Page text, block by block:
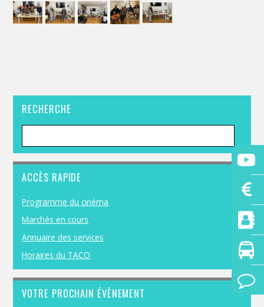
RECHERCHE
ACCÈS RAPIDE
Programme du cinéma
Marchés en cours
Annuaire des services
Horaires du TACO
VOTRE PROCHAIN ÉVÈNEMENT